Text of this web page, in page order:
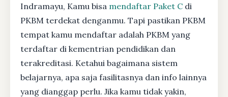
Indramayu, Kamu bisa mendaftar Paket C di
PKBM terdekat denganmu. Tapi pastikan PKBM
tempat kamu mendaftar adalah PKBM yang
terdaftar di kementrian pendidikan dan
terakreditasi. Ketahui bagaimana sistem
belajarnya, apa saja fasilitasnya dan info lainnya
yang dianggap perlu. Jika kamu tidak yakin,